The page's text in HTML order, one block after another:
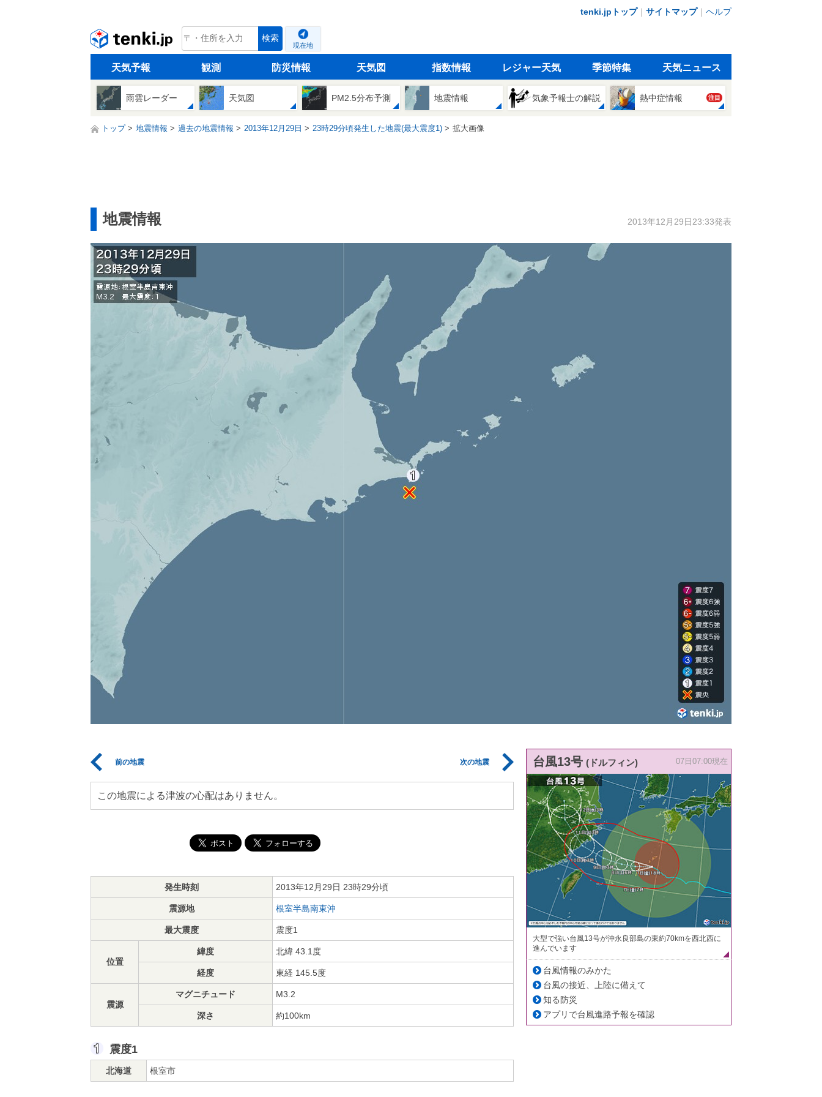
tenki.jpトップ｜ サイトマップ｜ ヘルプ
tenki.jp 検索
現在地
天気予報 観測 防災情報 天気図 指数情報 レジャー天気 季節特集 天気ニュース
雨雲レーダー 天気図 PM2.5分布予測 地震情報 気象予報士の解説 熱中症情報 注目
トップ 地震情報 過去の地震情報 2013年12月29日 23時29分頃発生した地震(最大震度1) 拡大画像
地震情報 2013年12月29日23:33発表
前の地震 次の地震
この地震による津波の心配はありません。
発生時刻 2013年12月29日 23時29分頃
震源地 根室半島南東沖
最大震度 震度1
位置
緯度 北緯 43.1度
経度 東経 145.5度
震源
マグニチュード M3.2
深さ 約100km
震度1
北海道 根室市
台風13号 (ドルフィン) 07日07:00現在
大型で強い台風13号が沖永良部島の東約70kmを西北西に
進んでいます
台風情報のみかた
台風の接近、上陸に備えて
知る防災
アプリで台風進路予報を確認